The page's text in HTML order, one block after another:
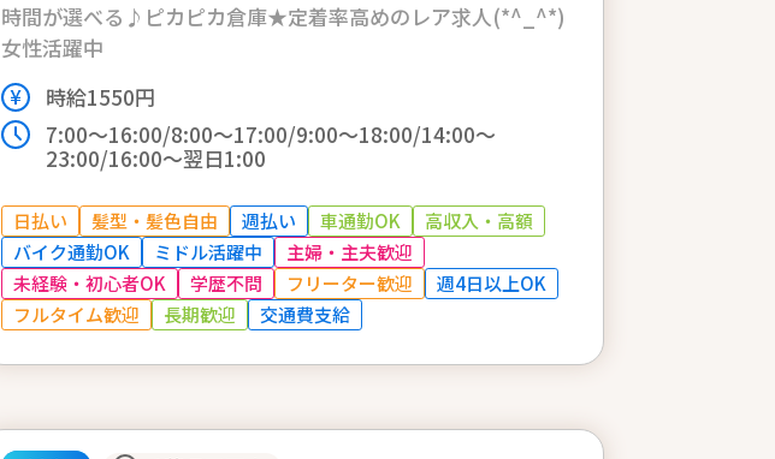
時間が選べる♪ピカピカ倉庫★定着率高めのレア求人(*^_^*)
女性活躍中
時給1550円
7:00～16:00/8:00～17:00/9:00～18:00/14:00～
23:00/16:00～翌日1:00
日払い 髪型・髪色自由 週払い 車通勤OK
高収入・高額
バイク通勤OK
ミドル活躍中
主婦・主夫歓迎
未経験・初心者OK
学歴不問 フリーター歓迎
週4日以上OK
フルタイム歓迎
長期歓迎 交通費支給